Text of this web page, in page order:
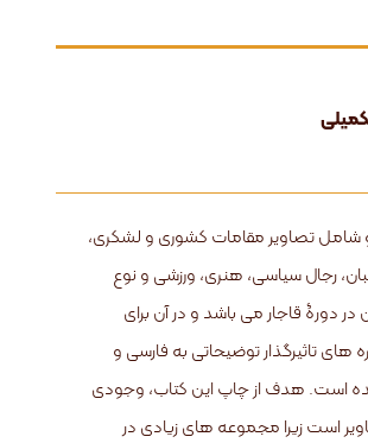
شامل تصاویر مقامات کشوری و لشکری،
رجال سیاسی، هنری، ورزشی و نوع
دورۀ قاجار می باشد و در آن برای
های تاثیرگذار توضیحاتی به فارسی و
شده است. هدف از چاپ این کتاب، وجودی
است زیرا مجموعه های زیادی در